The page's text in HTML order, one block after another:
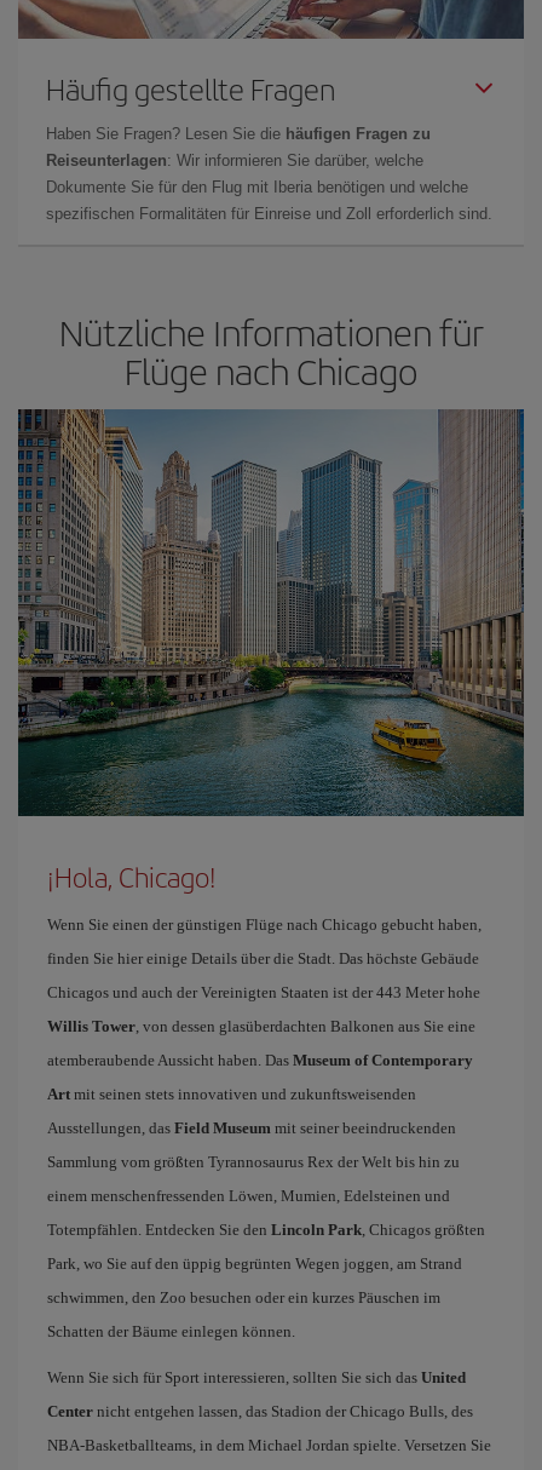
Häufig gestellte Fragen
Haben Sie Fragen? Lesen Sie die häufigen Fragen zu
Reiseunterlagen: Wir informieren Sie darüber, welche
Dokumente Sie für den Flug mit Iberia benötigen und welche
spezifischen Formalitäten für Einreise und Zoll erforderlich sind.
Nützliche Informationen für
Flüge nach Chicago
¡Hola, Chicago!
Wenn Sie einen der günstigen Flüge nach Chicago gebucht haben,
finden Sie hier einige Details über die Stadt. Das höchste Gebäude
Chicagos und auch der Vereinigten Staaten ist der 443 Meter hohe
Willis Tower, von dessen glasüberdachten Balkonen aus Sie eine
atemberaubende Aussicht haben. Das Museum of Contemporary
Art mit seinen stets innovativen und zukunftsweisenden
Ausstellungen, das Field Museum mit seiner beeindruckenden
Sammlung vom größten Tyrannosaurus Rex der Welt bis hin zu
einem menschenfressenden Löwen, Mumien, Edelsteinen und
Totempfählen. Entdecken Sie den Lincoln Park, Chicagos größten
Park, wo Sie auf den üppig begrünten Wegen joggen, am Strand
schwimmen, den Zoo besuchen oder ein kurzes Päuschen im
Schatten der Bäume einlegen können.
Wenn Sie sich für Sport interessieren, sollten Sie sich das United
Center nicht entgehen lassen, das Stadion der Chicago Bulls, des
NBA-Basketballteams, in dem Michael Jordan spielte. Versetzen Sie